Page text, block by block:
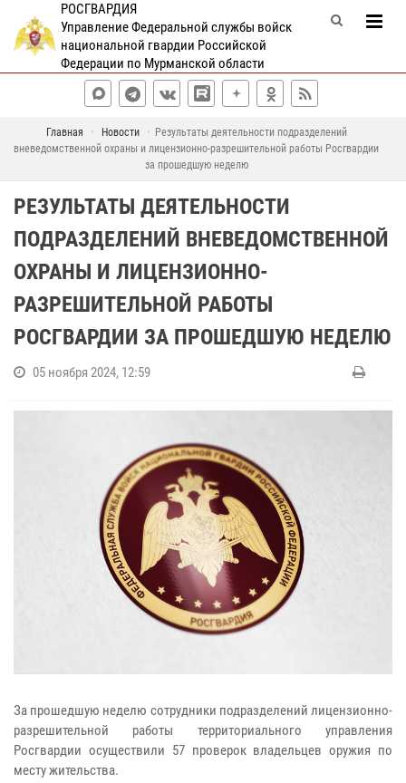
РОСГВАРДИЯ
Управление Федеральной службы войск
национальной гвардии Российской
Федерации по Мурманской области
Главная Новости
Результаты деятельности подразделений
вневедомственной охраны и лицензионно-разрешительной работы Росгвардии
за прошедшую неделю
РЕЗУЛЬТАТЫ ДЕЯТЕЛЬНОСТИ
ПОДРАЗДЕЛЕНИЙ ВНЕВЕДОМСТВЕННОЙ
ОХРАНЫ И ЛИЦЕНЗИОННО-
РАЗРЕШИТЕЛЬНОЙ РАБОТЫ
РОСГВАРДИИ ЗА ПРОШЕДШУЮ НЕДЕЛЮ
05 ноября 2024, 12:59
За прошедшую неделю сотрудники подразделений лицензионно-
разрешительной работы территориального управления
Росгвардии осуществили 57 проверок владельцев оружия по
месту жительства.